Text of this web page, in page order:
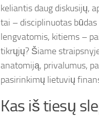
keliantis daug diskusijų,
tai – disciplinuotas
lengvatomis, kitiems –
tikrųjų? Šiame
anatomiją, privalumus,
pasirinkimų lietuvių
Kas iš tiesų